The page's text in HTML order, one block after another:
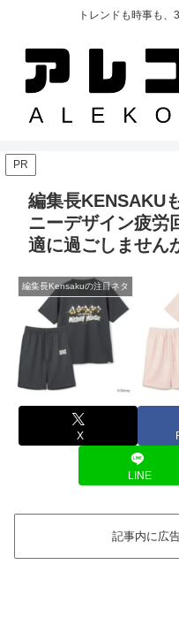
トレンドも時事も、
PR
編集長KENSAKU
ニーデザイン疲労
適に過ごしません
編集長Kensakuの注目ネタ
X
LINE
記事内に広